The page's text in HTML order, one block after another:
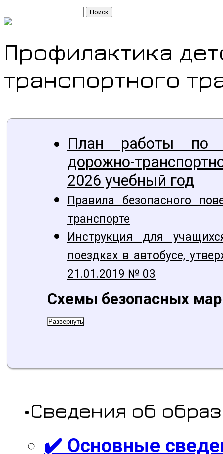
Профилактика
транспортного
План работы по
дорожно-
2026 учебный год
Правила безопасного
транспорте
Инструкция для
поездках в автобусе,
21.01.2019 № 03
Схемы безопасных
Развернуть
•Сведения об
✔️ Основные